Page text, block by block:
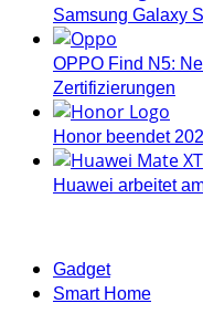
Samsung Galaxy
OPPO Find N5:
Zertifizierungen
Honor beendet
Huawei arbeitet
Categories
Gadget
Smart Home